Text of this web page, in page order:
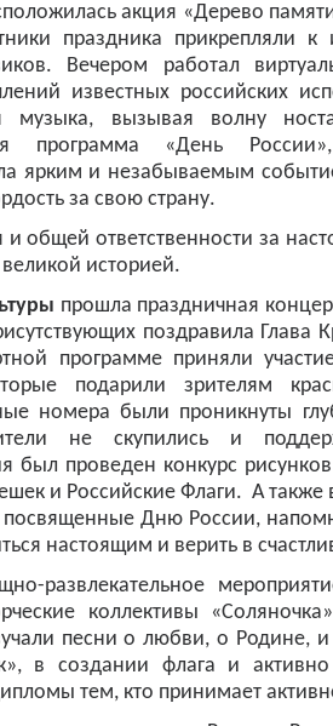
акция «Дерево
праздника прикрепляли к
Вечером работал
известных российских
музыка, вызывая волну
программа «День
ярким и незабываемым
за свою страну.
общей ответственности за
историей.
прошла праздничная
поздравила Глава
программе приняли
подарили зрителям
номера были проникнуты
не скупились и
был проведен конкурс
и Российские Флаги. А
посвященные Дню России,
настоящим и верить в
развлекательное
коллективы
песни о любви, о Родине,
в создании флага и
тем, кто принимает